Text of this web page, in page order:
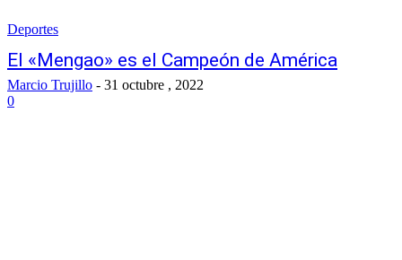
Deportes
El «Mengao» es el Campeón de América
Marcio Trujillo - 31 octubre , 2022
0